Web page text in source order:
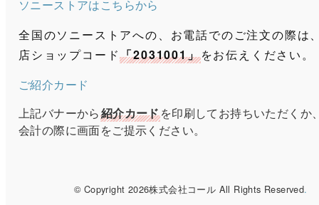
ソニーストアはこちらから
全国のソニーストアへの、お電話でのご注文の際は
店ショップコード「2031001」をお伝えください。
ご紹介カード
上記バナーから紹介カードを印刷してお持ちいただくか
会計の際に画面をご提示ください。
© Copyright 2026株式会社コール All Rights Reserved.